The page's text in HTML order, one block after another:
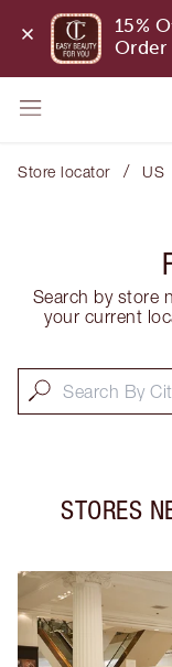
15%
Order
Store locator / US
Search by store
your current
STORES